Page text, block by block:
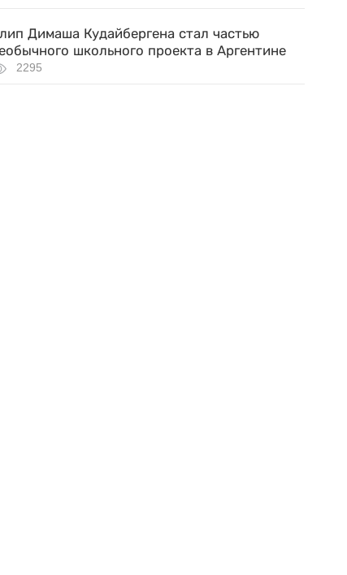
Димаша Кудайбергена стал частью
школьного проекта в Аргентине
2295